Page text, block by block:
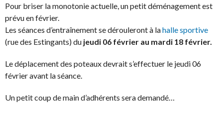
Pour briser la monotonie actuelle, un petit déménagement est
prévu en février.
Les séances d’entraînement se dérouleront à lahalle sportive
(rue des Estingants) du jeudi 06 février au mardi 18 février.
Le déplacement des poteaux devrait s’effectuer le jeudi 06
février avant la séance.
Un petit coup de main d’adhérents sera demandé…